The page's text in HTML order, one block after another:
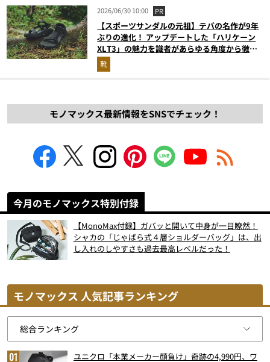
2026/06/30 10:00 PR
【スポーツサンダルの元祖】テバの名作が9年
ぶりの進化！ アップデートした「ハリケーン
XLT3」の魅力を識者があらゆる角度から徹底
解説！
靴
モノマックス最新情報をSNSでチェック！
今月のモノマックス特別付録
【MonoMax付録】ガバッと開いて中身が一目瞭然！
シャカの「じゃばら式４層ショルダーバッグ」は、出
し入れのしやすさも過去最高レベルだった！
モノマックス 人気記事ランキング
ユニクロ「本業メーカー顔負け」奇跡の4,990円、ワ